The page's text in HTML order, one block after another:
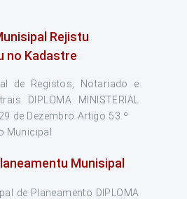
Rejistu
no Kadastre
de Registos, Notariado e
DIPLOMA MINISTERIAL
de Dezembro Artigo 53.º
Municipal
Munisipal
de Planeamento DIPLOMA